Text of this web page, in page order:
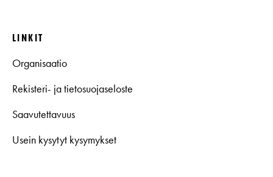
LINKIT
Organisaatio
Rekisteri- ja tietosuojaseloste
Saavutettavuus
Usein kysytyt kysymykset